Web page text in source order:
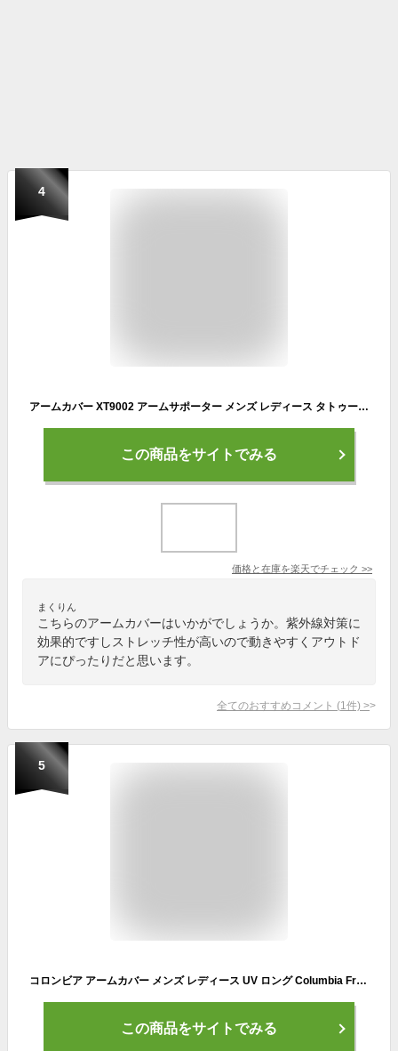
4
アームカバー XT9002 アームサポーター メンズ レディース タトゥー隠し タトゥー 隠し 刺青隠し 入れ墨隠し 入墨隠し 長袖 ロング スポーツ 日焼け対策 アウトドアブラック 黒 ストレッチ 白 ランニング マラソン
この商品をサイトでみる
価格と在庫を楽天でチェック >>
まくりん
こちらのアームカバーはいかがでしょうか。紫外線対策に
効果的ですしストレッチ性が高いので動きやすくアウトド
アにぴったりだと思います。
全てのおすすめコメント (1 件) >
5
コロンビア アームカバー メンズ レディース UV ロング Columbia Freezer Zero 2 Arm Sleeves フリーザーゼロ2 スポーツ 接触 冷感 日焼け対策 日よけ 紫外線カット 熱中症対策 ブランド ランニング ジョギング ウォーキング ゴルフ アウトドア 登山 CU1100
この商品をサイトでみる